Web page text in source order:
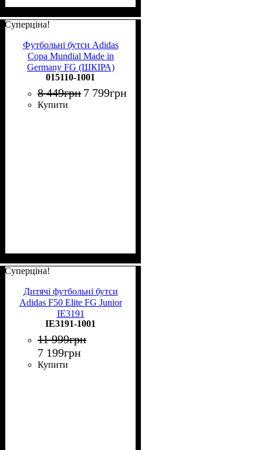
Суперціна!
Футбольні бутси Adidas
Copa Mundial Made in
Germany FG (ШКІРА)
015110
015110-1001
8 449грн 7 799грн
Купити
Суперціна!
Дитячі футбольні бутси
Adidas F50 Elite FG Junior
IE3191
IE3191-1001
11 999грн
7 199грн
Купити